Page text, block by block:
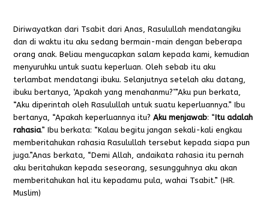
Diriwayatkan dari Tsabit dari Anas, Rasulullah mendatangiku
dan di waktu itu aku sedang bermain-main dengan beberapa
orang anak. Beliau mengucapkan salam kepada kami, kemudian
menyuruhku untuk suatu keperluan. Oleh sebab itu aku
terlambat mendatangi ibuku. Selanjutnya setelah aku datang,
ibuku bertanya, ‘Apakah yang menahanmu?’”Aku pun berkata,
“Aku diperintah oleh Rasulullah untuk suatu keperluannya.” Ibu
bertanya, “Apakah keperluannya itu?Aku menjawab: “Itu adalah
rahasia.” Ibu berkata: “Kalau begitu jangan sekali-kali engkau
memberitahukan rahasia Rasulullah tersebut kepada siapa pun
juga.”Anas berkata, “Demi Allah, andaikata rahasia itu pernah
aku beritahukan kepada seseorang, sesungguhnya aku akan
memberitahukan hal itu kepadamu pula, wahai Tsabit.” (HR.
Muslim)